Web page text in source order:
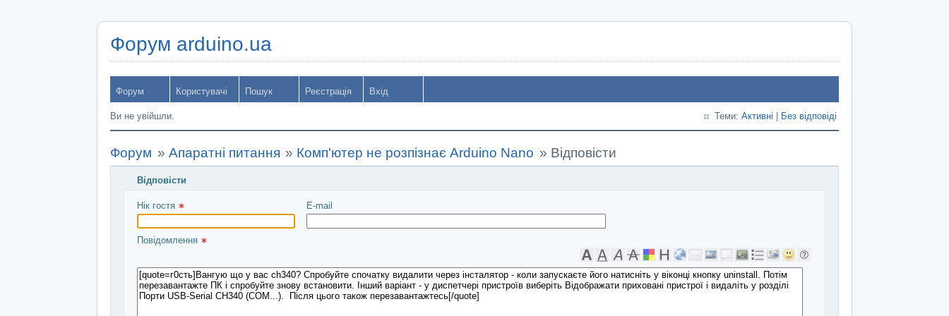
Форум arduino.ua
Форум Користувачі Пошук Реєстрація Вхід
Ви не увійшли. Теми: Активні Без відповіді
Форум » Апаратні питання » Комп'ютер не розпізнає Arduino Nano » Відповісти
Відповісти
Введіть повідомлення і натисніть Надіслати
Нік гостя E-mail
Повідомлення